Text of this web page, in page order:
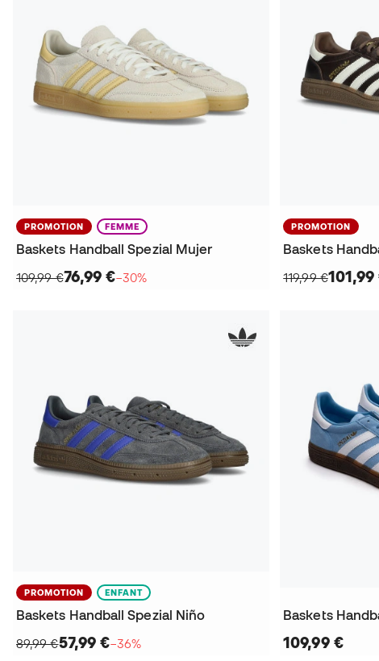
PROMOTION FEMME
Baskets Handball Spezial Mujer
109,99 €76,99 €−30%
PROMOTION
Baskets
119,99 €101,99
PROMOTION ENFANT
Baskets Handball Spezial Niño
89,99 €57,99 €−36%
Baskets
109,99 €